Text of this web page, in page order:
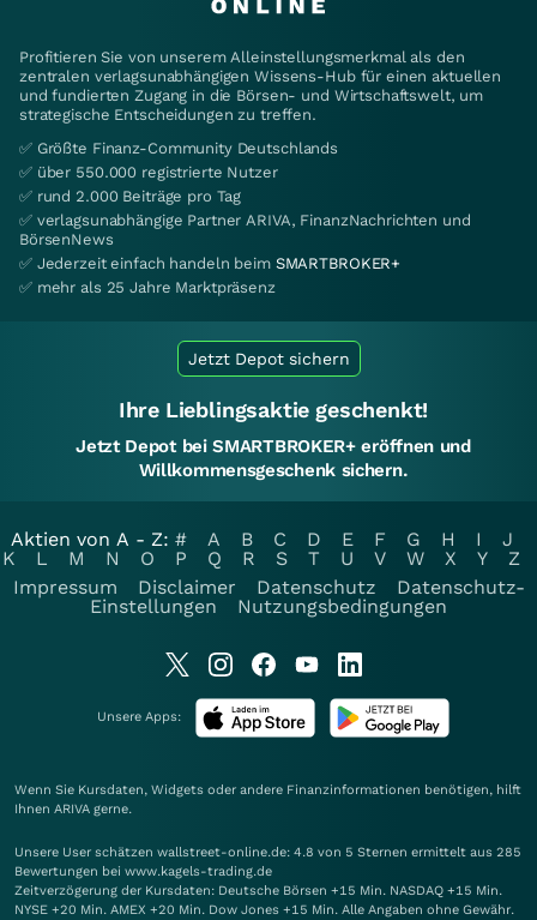
Profitieren Sie von unserem Alleinstellungsmerkmal als den
zentralen verlagsunabhängigen Wissens-Hub für einen aktuellen
und fundierten Zugang in die Börsen- und Wirtschaftswelt, um
strategische Entscheidungen zu treffen.
✅ Größte Finanz-Community Deutschlands
✅ über 550.000 registrierte Nutzer
✅ rund 2.000 Beiträge pro Tag
✅ verlagsunabhängige Partner ARIVA, FinanzNachrichten und
BörsenNews
✅ Jederzeit einfach handeln beim SMARTBROKER+
✅ mehr als 25 Jahre Marktpräsenz
Jetzt Depot sichern
Ihre Lieblingsaktie geschenkt!
Jetzt Depot bei SMARTBROKER+ eröffnen und
Willkommensgeschenk sichern.
Aktien von A - Z: # A B C D E F G H I
J
K
L M N O P Q R S T U V W X Y
Z
Impressum
Disclaimer Datenschutz
Datenschutz-
Einstellungen
Nutzungsbedingungen
Unsere Apps:
Wenn Sie Kursdaten, Widgets oder andere Finanzinformationen benötigen, hilft
Ihnen ARIVA gerne.
Unsere User schätzen wallstreet-online.de: 4.8 von 5 Sternen ermittelt aus 285
Bewertungen bei www.kagels-trading.de
Zeitverzögerung der Kursdaten: Deutsche Börsen +15 Min. NASDAQ +15 Min.
NYSE +20 Min. AMEX +20 Min. Dow Jones +15 Min. Alle Angaben ohne Gewähr.